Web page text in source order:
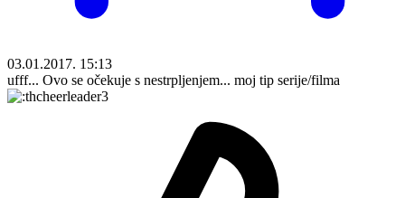
03.01.2017. 15:13
ufff... Ovo se očekuje s nestrpljenjem... moj tip serije/filma